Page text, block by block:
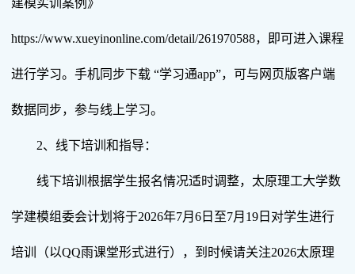
建模实训案例》
https://www.xueyinonline.com/detail/261970588，即可进入课程
进行学习。手机同步下载 “学习通app”，可与网页版客户端
数据同步，参与线上学习。
2、线下培训和指导：
线下培训根据学生报名情况适时调整，太原理工大学数
学建模组委会计划将于2026年7月6日至7月19日对学生进行
培训（以QQ雨课堂形式进行），到时候请关注2026太原理